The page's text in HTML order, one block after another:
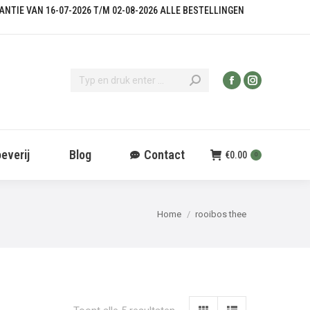
VAN 16-07-2026 T/M 02-08-2026 ALLE BESTELLINGEN
Blog Contact €0.00 0
Je bent hier:
Home rooibos thee